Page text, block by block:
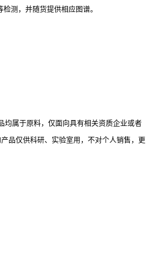
测，并随货提供相应图谱。
均属于原料，仅面向具有相关资质企业或者
品仅供科研、实验室用，不对个人销售，更